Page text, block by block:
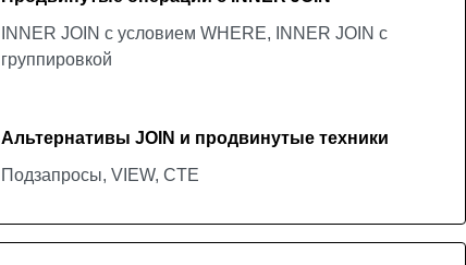
INNER JOIN c условием WHERE, INNER JOIN с
группировкой
Альтернативы JOIN и продвинутые техники
Подзапросы, VIEW, CTE